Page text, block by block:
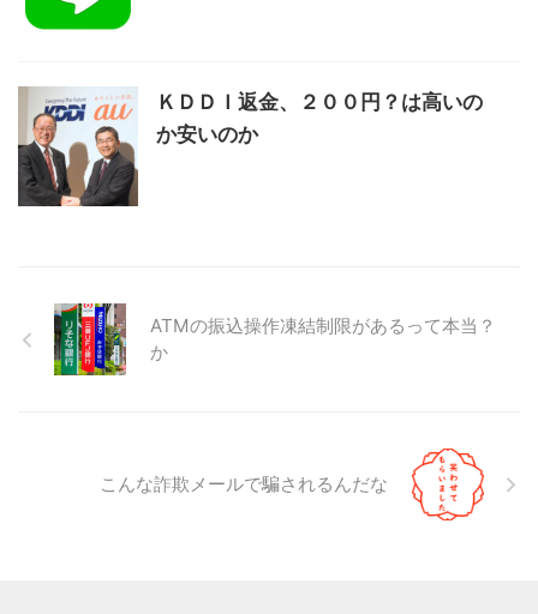
ＫＤＤＩ返金、２００円？は高いの
か安いのか
ATMの振込操作凍結制限があるって本当？
か
こんな詐欺メールで騙されるんだな